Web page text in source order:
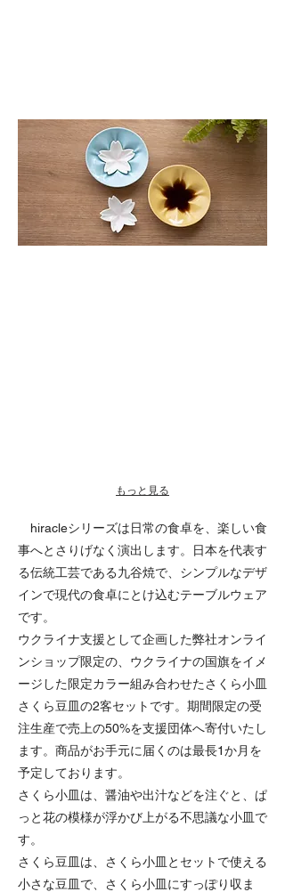
もっと見る
hiracleシリーズは日常の食卓を、楽しい食
事へとさりげなく演出します。日本を代表す
る伝統工芸である九谷焼で、シンプルなデザ
インで現代の食卓にとけ込むテーブルウェア
です。
ウクライナ支援として企画した弊社オンライ
ンショップ限定の、ウクライナの国旗をイメ
ージした限定カラー組み合わせたさくら小皿
さくら豆皿の2客セットです。期間限定の受
注生産で売上の50%を支援団体へ寄付いたし
ます。商品がお手元に届くのは最長1か月を
予定しております。
さくら小皿は、醤油や出汁などを注ぐと、ぱ
っと花の模様が浮かび上がる不思議な小皿で
す。
さくら豆皿は、さくら小皿とセットで使える
小さな豆皿で、さくら小皿にすっぽり収ま